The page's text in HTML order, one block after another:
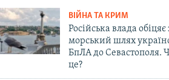
ВІЙНА ТА КРИМ
Російська влада
морський шлях
БпЛА до Севастополя.
це?